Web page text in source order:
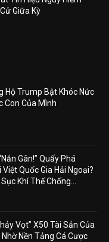
Giữa Kỳ
Hộ Trump Bật Khóc Nức
Con Của Mình
Gân!” Quấy Phá
Quốc Gia Hải Ngoại?
Khí Thế Chống...
Vọt” X50 Tài Sản Của
Nền Tảng Cá Cược